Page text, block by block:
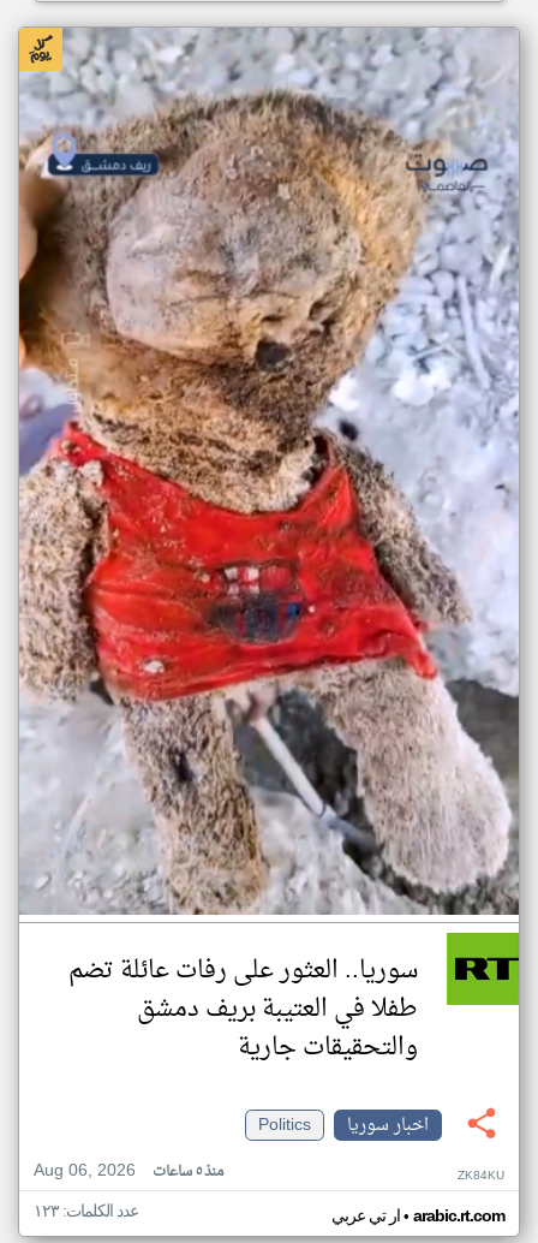
سوريا.. العثور على رفات عائلة تضم
طفلا في العتيبة بريف دمشق
والتحقيقات جارية
اخبار سوريا
Politics
Aug 06, 2026
منذ ٥ ساعات ZK84KU
ار تي عربي• arabic.rt.com عدد الكلمات: ١٢٣